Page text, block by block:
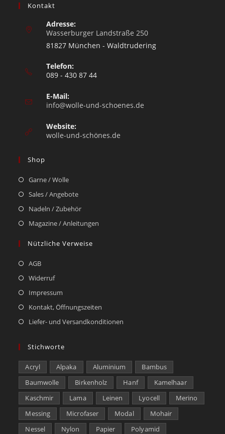
Kontakt
Adresse:
Wasserburger Landstraße 250
81827 München - Waldtrudering
Telefon:
089 - 430 87 44
E-Mail:
info@wolle-und-schoenes.de
Website:
wolle-und-schönes.de
Shop
Garne / Wolle
Sales / Angebote
Nadeln / Zubehör
Magazine / Anleitungen
Nützliche Verweise
AGB
Widerruf
Impressum
Kontakt, Öffnungszeiten
Liefer- und Versandkonditionen
Stichworte
Acryl Alpaka Aluminium
Bambus
Baumwolle
Birkenholz Hanf
Kamelhaar
Kaschmir
Lama Leinen Lyocell
Merino
Messing
Microfaser Modal
Mohair
Nessel
Nylon Papier Polyamid